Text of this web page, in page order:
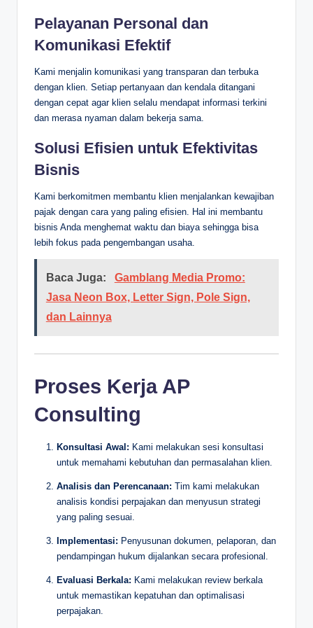
Pelayanan Personal dan
Komunikasi Efektif
Kami menjalin komunikasi yang transparan dan terbuka
dengan klien. Setiap pertanyaan dan kendala ditangani
dengan cepat agar klien selalu mendapat informasi terkini
dan merasa nyaman dalam bekerja sama.
Solusi Efisien untuk Efektivitas
Bisnis
Kami berkomitmen membantu klien menjalankan kewajiban
pajak dengan cara yang paling efisien. Hal ini membantu
bisnis Anda menghemat waktu dan biaya sehingga bisa
lebih fokus pada pengembangan usaha.
Baca Juga:
Gamblang Media Promo:
Jasa Neon Box, Letter Sign, Pole Sign,
dan Lainnya
Proses Kerja AP
Consulting
Konsultasi Awal: Kami melakukan sesi konsultasi
untuk memahami kebutuhan dan permasalahan klien.
Analisis dan Perencanaan: Tim kami melakukan
analisis kondisi perpajakan dan menyusun strategi
yang paling sesuai.
Implementasi: Penyusunan dokumen, pelaporan, dan
pendampingan hukum dijalankan secara profesional.
Evaluasi Berkala: Kami melakukan review berkala
untuk memastikan kepatuhan dan optimalisasi
perpajakan.